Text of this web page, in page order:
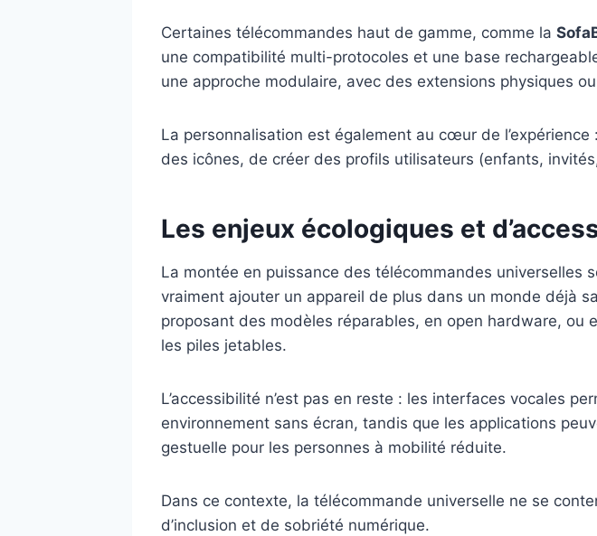
Certaines télécommandes haut de gamme, comme la
une compatibilité multi-protocoles et une base
une approche modulaire, avec des extensions physiques
La personnalisation est également au cœur de
des icônes, de créer des profils utilisateurs (enfants,
Les enjeux écologiques et
La montée en puissance des télécommandes
vraiment ajouter un appareil de plus dans un monde déjà
proposant des modèles réparables, en open hardware, ou
les piles jetables.
L’accessibilité n’est pas en reste : les interfaces vocales
environnement sans écran, tandis que les applications
gestuelle pour les personnes à mobilité réduite.
Dans ce contexte, la télécommande universelle ne se
d’inclusion et de sobriété numérique.